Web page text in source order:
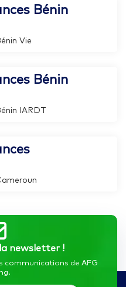
Bénin
Vie
Bénin
IARDT
la newsletter !
communications de AFG